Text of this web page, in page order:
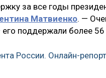
за все годы
Матвиенко. —
поддержали более 56
России. Онлайн-